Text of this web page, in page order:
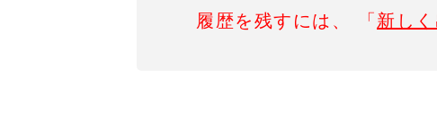
履歴を残すには、 「 新し